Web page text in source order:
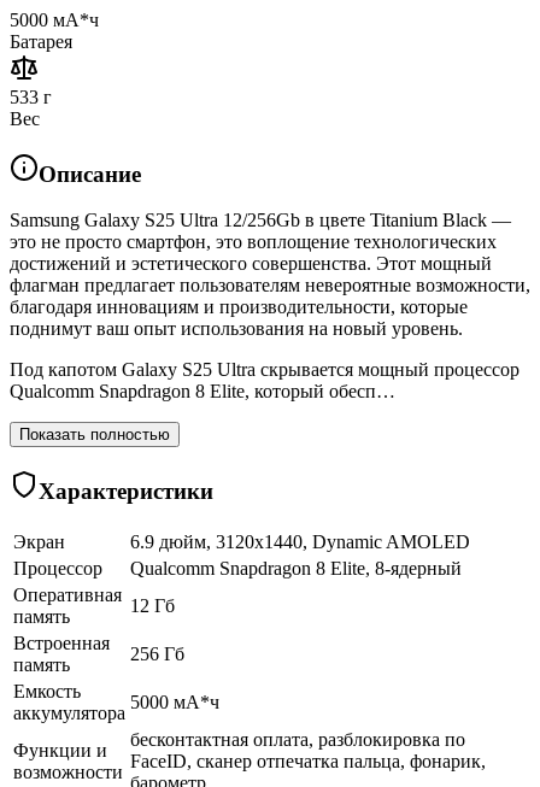
5000 мА*ч
Батарея
533 г
Вес
Описание
Samsung Galaxy S25 Ultra 12/256Gb в цвете Titanium Black —
это не просто смартфон, это воплощение технологических
достижений и эстетического совершенства. Этот мощный
флагман предлагает пользователям невероятные возможности,
благодаря инновациям и производительности, которые
поднимут ваш опыт использования на новый уровень.
Под капотом Galaxy S25 Ultra скрывается мощный процессор
Qualcomm Snapdragon 8 Elite, который обесп…
Показать полностью
Характеристики
Экран
6.9 дюйм, 3120x1440, Dynamic AMOLED
Процессор
Qualcomm Snapdragon 8 Elite, 8-ядерный
Оперативная
память
12 Гб
Встроенная
память
256 Гб
Емкость
аккумулятора
5000 мА*ч
Функции и
возможности
бесконтактная оплата, разблокировка по
FaceID, сканер отпечатка пальца, фонарик,
барометр